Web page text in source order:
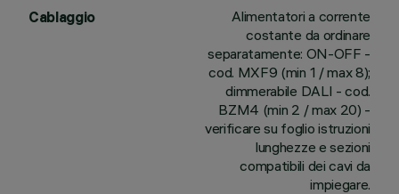
Cablaggio
Alimentatori a corrente
costante da ordinare
separatamente: ON-OFF -
cod. MXF9 (min 1 / max 8);
dimmerabile DALI - cod.
BZM4 (min 2 / max 20) -
verificare su foglio istruzioni
lunghezze e sezioni
compatibili dei cavi da
impiegare.